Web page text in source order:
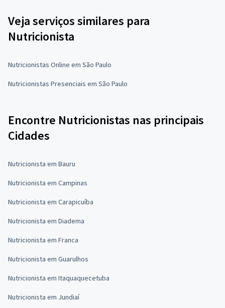
Veja serviços similares para
Nutricionista
Nutricionistas Online em São Paulo
Nutricionistas Presenciais em São Paulo
Encontre Nutricionistas nas principais
Cidades
Nutricionista em Bauru
Nutricionista em Campinas
Nutricionista em Carapicuíba
Nutricionista em Diadema
Nutricionista em Franca
Nutricionista em Guarulhos
Nutricionista em Itaquaquecetuba
Nutricionista em Jundiaí